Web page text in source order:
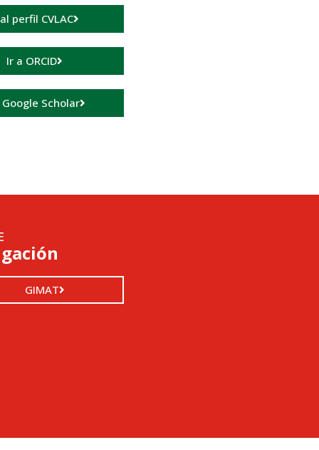
perfil CVLAC
Ir a ORCID
Google Scholar
GIMAT